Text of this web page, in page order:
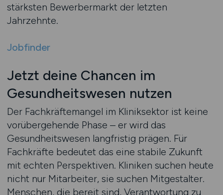
stärksten Bewerbermarkt der letzten
Jahrzehnte.
Jobfinder
Jetzt deine Chancen im
Gesundheitswesen nutzen
Der Fachkräftemangel im Kliniksektor ist keine
vorübergehende Phase – er wird das
Gesundheitswesen langfristig prägen. Für
Fachkräfte bedeutet das eine stabile Zukunft
mit echten Perspektiven. Kliniken suchen heute
nicht nur Mitarbeiter, sie suchen Mitgestalter.
Menschen, die bereit sind, Verantwortung zu